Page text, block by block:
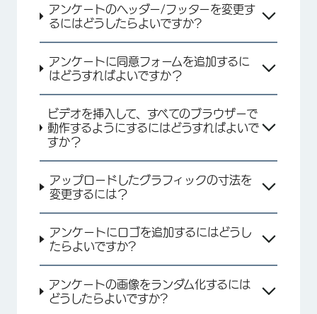
アンケートのヘッダー/フッターを変更す
るにはどうしたらよいですか?
アンケートに同意フォームを追加するに
はどうすればよいですか？
ビデオを挿入して、すべてのブラウザーで
動作するようにするにはどうすればよいで
すか？
アップロードしたグラフィックの寸法を
変更するには？
アンケートにロゴを追加するにはどうし
たらよいですか?
アンケートの画像をランダム化するには
どうしたらよいですか?